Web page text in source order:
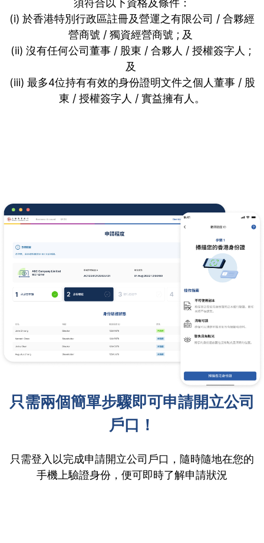
須符合以下資格及條件：
(i) 於香港特別行政區註冊及營運之有限公司 / 合夥經
營商號 / 獨資經營商號 ; 及
(ii) 沒有任何公司董事 / 股東 / 合夥人 / 授權簽字人 ;
及
(iii) 最多4位持有有效的身份證明文件之個人董事 / 股
東 / 授權簽字人 / 實益擁有人。
只需兩個簡單步驟即可申請開立公司
戶口！
只需登入以完成申請開立公司戶口，隨時隨地在您的
手機上驗證身份，便可即時了解申請狀況